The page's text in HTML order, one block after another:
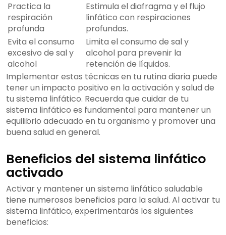
Practica la
respiración
profunda
Estimula el diafragma y el flujo
linfático con respiraciones
profundas.
Evita el consumo
excesivo de sal y
alcohol
Limita el consumo de sal y
alcohol para prevenir la
retención de líquidos.
Implementar estas técnicas en tu rutina diaria puede
tener un impacto positivo en la activación y salud de
tu sistema linfático. Recuerda que cuidar de tu
sistema linfático es fundamental para mantener un
equilibrio adecuado en tu organismo y promover una
buena salud en general.
Beneficios del sistema linfático
activado
Activar y mantener un sistema linfático saludable
tiene numerosos beneficios para la salud. Al activar tu
sistema linfático, experimentarás los siguientes
beneficios: